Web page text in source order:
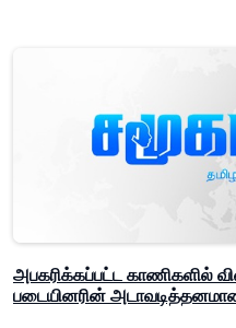
அபகரிக்கப்பட்ட காணிகளில்
படையினரின்